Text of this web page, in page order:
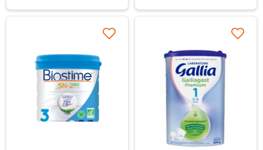
Premiers soins
Hygiène nasale
Antibactériens
Nutrition clinique
Anti-poux
Ajouter à ma liste d’envie Ajouter à ma liste